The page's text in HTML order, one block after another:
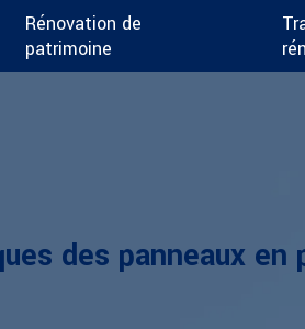
Rénovation de
patrimoine
des panneaux